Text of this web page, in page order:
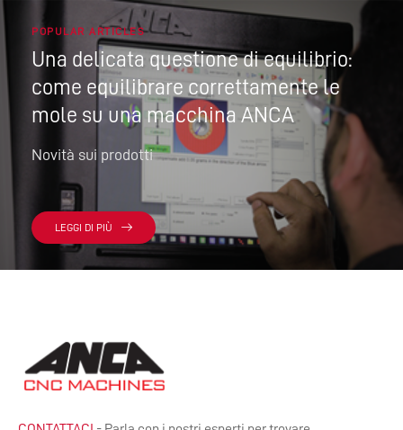
POPULAR ARTICLES
Una delicata questione di equilibrio:
come equilibrare correttamente le
mole su una macchina ANCA
Novità sui prodotti
LEGGI DI PIÙ